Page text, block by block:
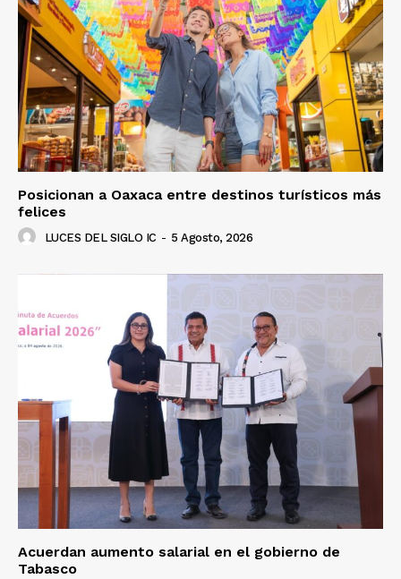
Posicionan a Oaxaca entre destinos turísticos más
felices
LUCES DEL SIGLO IC - 5 Agosto, 2026
Acuerdan aumento salarial en el gobierno de
Tabasco